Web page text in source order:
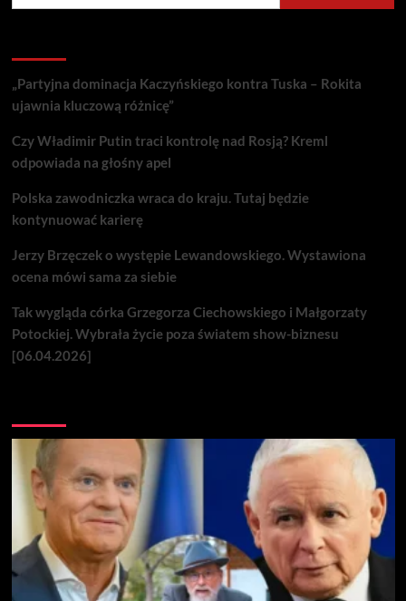
„Partyjna dominacja Kaczyńskiego kontra Tuska – Rokita
ujawnia kluczową różnicę”
Czy Władimir Putin traci kontrolę nad Rosją? Kreml
odpowiada na głośny apel
Polska zawodniczka wraca do kraju. Tutaj będzie
kontynuować karierę
Jerzy Brzęczek o występie Lewandowskiego. Wystawiona
ocena mówi sama za siebie
Tak wygląda córka Grzegorza Ciechowskiego i Małgorzaty
Potockiej. Wybrała życie poza światem show-biznesu
[06.04.2026]